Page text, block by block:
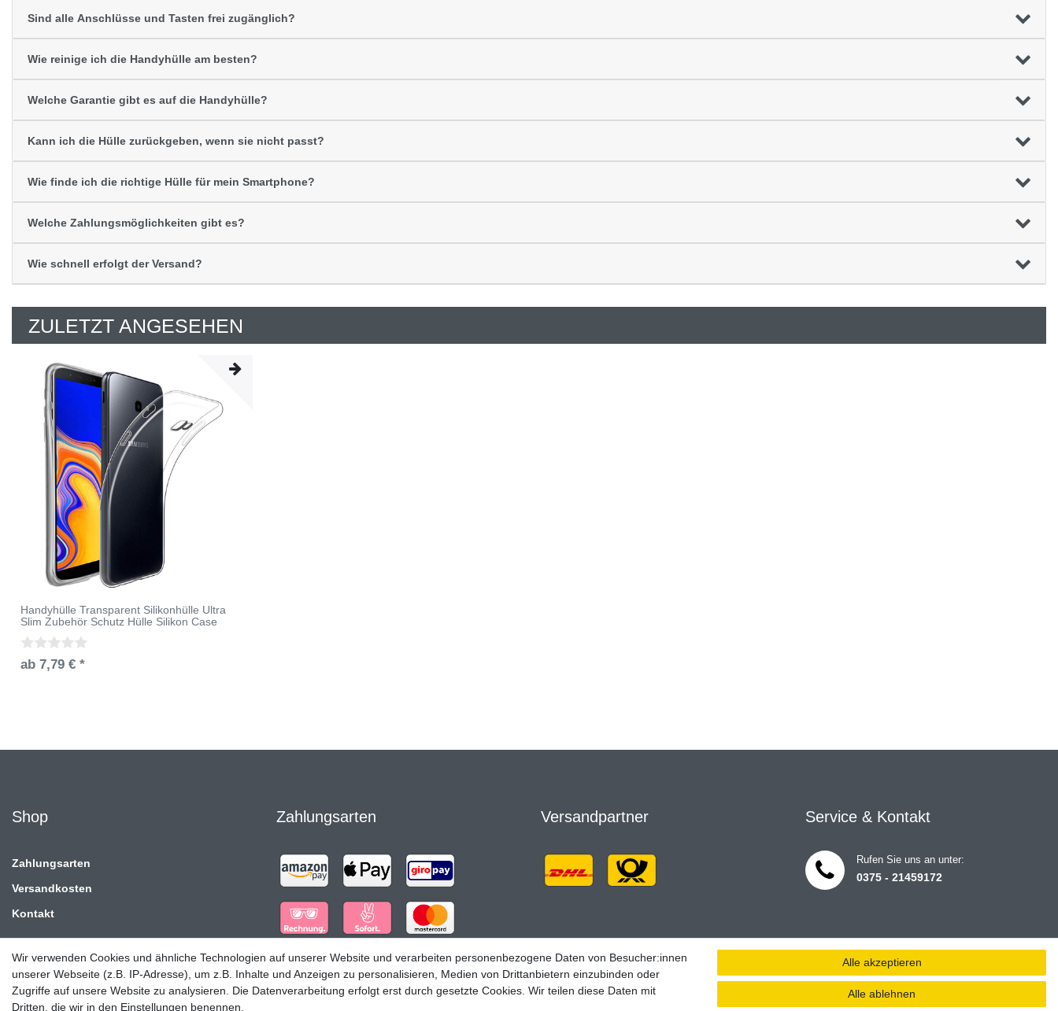
Sind alle Anschlüsse und Tasten frei zugänglich?
Wie reinige ich die Handyhülle am besten?
Welche Garantie gibt es auf die Handyhülle?
Kann ich die Hülle zurückgeben, wenn sie nicht passt?
Wie finde ich die richtige Hülle für mein Smartphone?
Welche Zahlungsmöglichkeiten gibt es?
Wie schnell erfolgt der Versand?
ZULETZT ANGESEHEN
Handyhülle Transparent Silikonhülle Ultra
Slim Zubehör Schutz Hülle Silikon Case
ab 7,79 € *
Shop
Zahlungsarten
Versandkosten
Kontakt
Zahlungsarten Versandpartner Service & Kontakt
Rufen Sie uns an unter:
0375 - 21459172
Wir verwenden Cookies und ähnliche Technologien auf unserer Website und verarbeiten personenbezogene Daten von Besucher:innen
unserer Webseite (z.B. IP-Adresse), um z.B. Inhalte und Anzeigen zu personalisieren, Medien von Drittanbietern einzubinden oder
Zugriffe auf unsere Website zu analysieren. Die Datenverarbeitung erfolgt erst durch gesetzte Cookies. Wir teilen diese Daten mit
Dritten, die wir in den Einstellungen benennen.
Alle akzeptieren
Alle ablehnen